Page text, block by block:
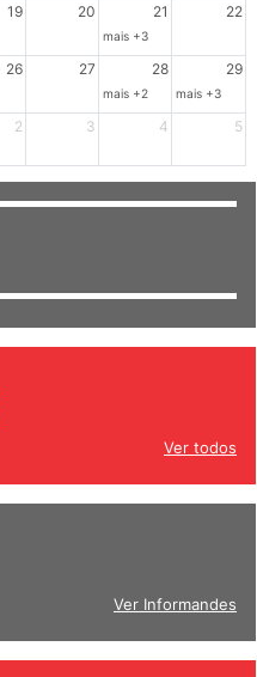
19 20 21 22
mais +3
26 27 28 29
mais +2 mais +3
2 3 4 5
Ver todos
Ver Informandes